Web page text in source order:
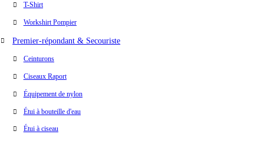
T-Shirt
Workshirt Pompier
Premier-répondant & Secouriste
Ceinturons
Ciseaux Raport
Équipement de nylon
Étui à bouteille d'eau
Étui à ciseau